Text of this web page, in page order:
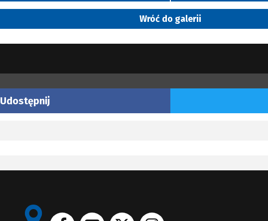
Wróć do galerii
Udostępnij